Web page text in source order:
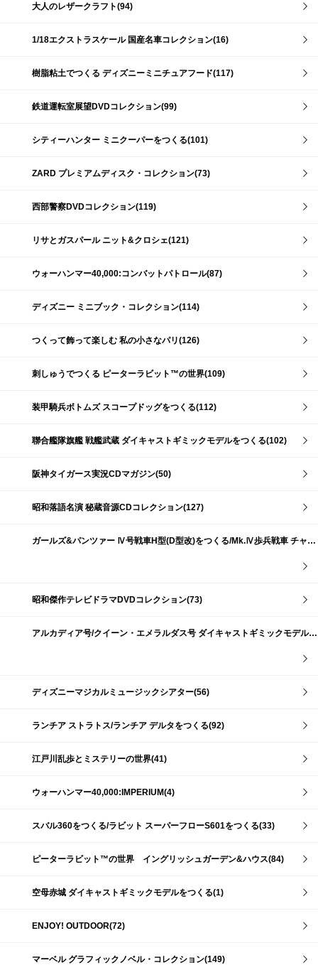
大人のレザークラフト(94)
1/18エクストラスケール 国産名車コレクション(16)
樹脂粘土でつくる ディズニーミニチュアフード(117)
鉄道運転室展望DVDコレクション(99)
シティーハンター ミニクーパーをつくる(101)
ZARD プレミアムディスク・コレクション(73)
西部警察DVDコレクション(119)
リサとガスパール ニット&クロシェ(121)
ウォーハンマー40,000:コンバットパトロール(87)
ディズニー ミニブック・コレクション(114)
つくって飾って楽しむ 私の小さなパリ(126)
刺しゅうでつくる ピーターラビット™の世界(109)
装甲騎兵ボトムズ スコープドッグをつくる(112)
聯合艦隊旗艦 戦艦武蔵 ダイキャストギミックモデルをつくる(102)
阪神タイガース実況CDマガジン(50)
昭和落語名演 秘蔵音源CDコレクション(127)
ガールズ&パンツァー Ⅳ号戦車H型(D型改)をつくる/Mk.Ⅳ歩兵戦車 チャーチルMk.Ⅶをつくる(191)
昭和傑作テレビドラマDVDコレクション(73)
アルカディア号/クイーン・エメラルダス号 ダイキャストギミックモデルをつくる(159)
ディズニーマジカルミュージックシアター(56)
ランチア ストラトス/ランチア デルタをつくる(92)
江戸川乱歩とミステリーの世界(41)
ウォーハンマー40,000:IMPERIUM(4)
スバル360をつくる/ラビット スーパーフローS601をつくる(33)
ピーターラビット™の世界 イングリッシュガーデン&ハウス(84)
空母赤城 ダイキャストギミックモデルをつくる(1)
ENJOY! OUTDOOR(72)
マーベル グラフィックノベル・コレクション(149)